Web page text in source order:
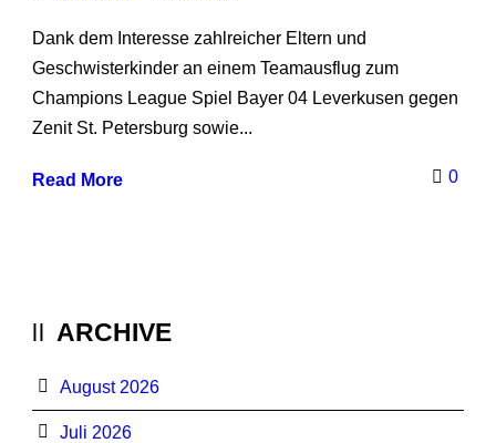
Dank dem Interesse zahlreicher Eltern und
Geschwisterkinder an einem Teamausflug zum
Champions League Spiel Bayer 04 Leverkusen gegen
Zenit St. Petersburg sowie...
Read More 0
ARCHIVE
August 2026
Juli 2026